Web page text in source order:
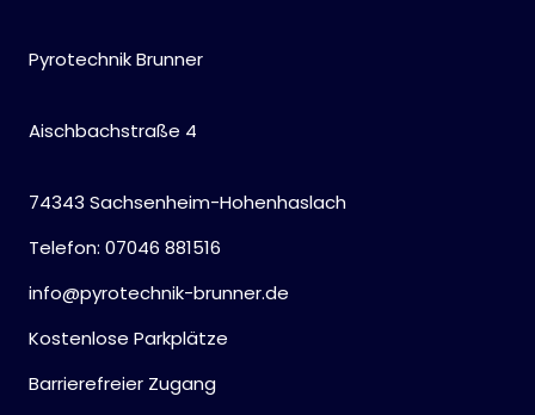
Pyrotechnik Brunner
Aischbachstraße 4
74343 Sachsenheim-Hohenhaslach
Telefon: 07046 881516
info@pyrotechnik-brunner.de
Kostenlose Parkplätze
Barrierefreier Zugang